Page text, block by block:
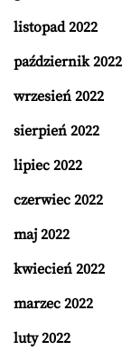
listopad 2022
październik 2022
wrzesień 2022
sierpień 2022
lipiec 2022
czerwiec 2022
maj 2022
kwiecień 2022
marzec 2022
luty 2022